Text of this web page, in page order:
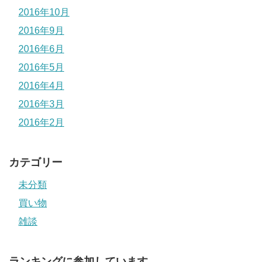
2016年10月
2016年9月
2016年6月
2016年5月
2016年4月
2016年3月
2016年2月
カテゴリー
未分類
買い物
雑談